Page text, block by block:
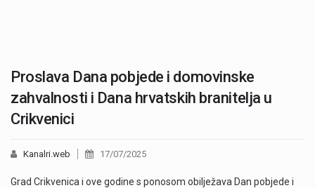
Proslava Dana pobjede i domovinske
zahvalnosti i Dana hrvatskih branitelja u
Crikvenici
Kanalri.web 17/07/2025
Grad Crikvenica i ove godine s ponosom obilježava Dan pobjede i